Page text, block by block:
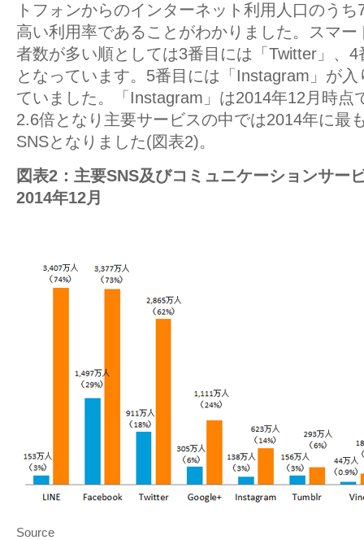
トフォンからのインターネット利用人口のう
高い利用率であることがわかりました。スマ
者数が多い順としては3番目には「Twitter」、
となっています。5番目には「Instagram」が
ていました。「Instagram」は2014年12月時点
2.6倍となり主要サービスの中では2014年に最
SNSとなりました(図表2)。
図表2：主要SNS及びコミュニケーションサ
2014年12月
Source